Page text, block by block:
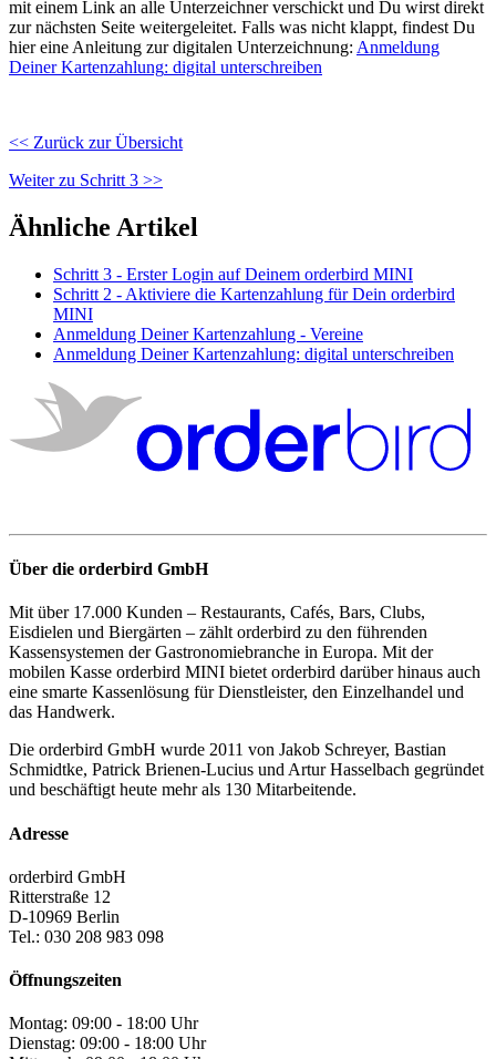
mit einem Link an alle Unterzeichner verschickt und Du wirst direkt
zur nächsten Seite weitergeleitet. Falls was nicht klappt, findest Du
hier eine Anleitung zur digitalen Unterzeichnung: Anmeldung
Deiner Kartenzahlung: digital unterschreiben
<< Zurück zur Übersicht
Weiter zu Schritt 3 >>
Ähnliche Artikel
Schritt 3 - Erster Login auf Deinem orderbird MINI
Schritt 2 - Aktiviere die Kartenzahlung für Dein orderbird
MINI
Anmeldung Deiner Kartenzahlung - Vereine
Anmeldung Deiner Kartenzahlung: digital unterschreiben
Über die orderbird GmbH
Mit über 17.000 Kunden – Restaurants, Cafés, Bars, Clubs,
Eisdielen und Biergärten – zählt orderbird zu den führenden
Kassensystemen der Gastronomiebranche in Europa. Mit der
mobilen Kasse orderbird MINI bietet orderbird darüber hinaus auch
eine smarte Kassenlösung für Dienstleister, den Einzelhandel und
das Handwerk.
Die orderbird GmbH wurde 2011 von Jakob Schreyer, Bastian
Schmidtke, Patrick Brienen-Lucius und Artur Hasselbach gegründet
und beschäftigt heute mehr als 130 Mitarbeitende.
Adresse
orderbird GmbH
Ritterstraße 12
D-10969 Berlin
Tel.: 030 208 983 098
Öffnungszeiten
Montag: 09:00 - 18:00 Uhr
Dienstag: 09:00 - 18:00 Uhr